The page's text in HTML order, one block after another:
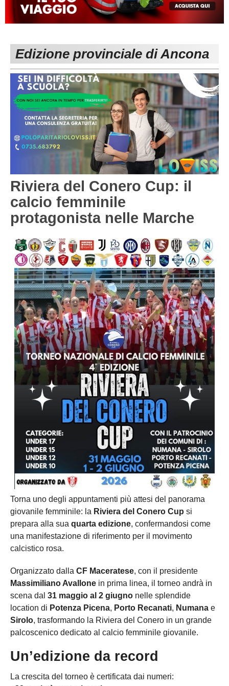
MACERATA
Carica la tua Rosa
ECCELLENZA
1^ CATEGORIA
2^ CATEGORIA
3^ CATEGORIA
GIOVANILI
REGIONALI
Edizione provinciale di Ancona
Riviera del Conero Cup: il
calcio femminile
protagonista nelle Marche
Torna uno degli appuntamenti più attesi del panorama
giovanile femminile: la Riviera del Conero Cup si
prepara alla sua quarta edizione, confermandosi come
una manifestazione di riferimento per il movimento
calcistico rosa.
Organizzato dalla CF Maceratese, con il presidente
Massimiliano Avallone in prima linea, il torneo andrà in
scena dal 31 maggio al 2 giugno nelle splendide
location di Potenza Picena, Porto Recanati, Numana e
Sirolo, trasformando la Riviera del Conero in un grande
palcoscenico dedicato al calcio femminile giovanile.
Un’edizione da record
La crescita del torneo è certificata dai numeri: